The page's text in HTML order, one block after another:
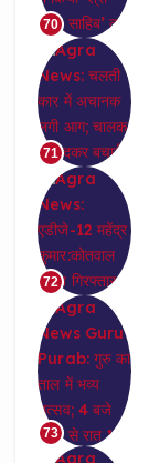
70
71
72
73